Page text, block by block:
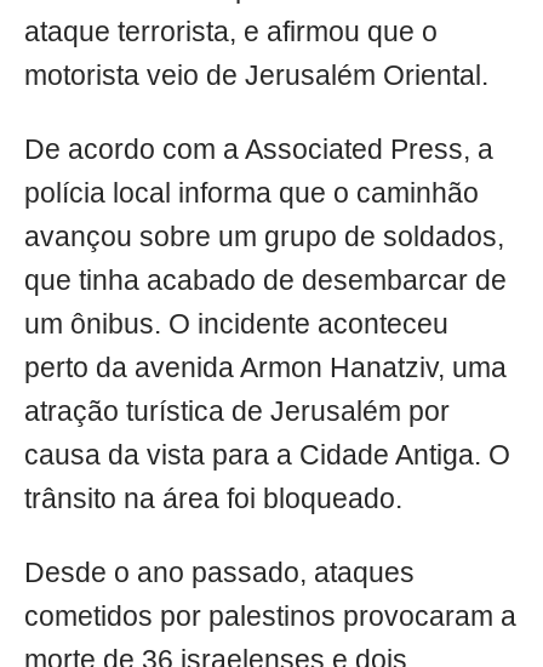
ataque terrorista, e afirmou que o
motorista veio de Jerusalém Oriental.
De acordo com a Associated Press, a
polícia local informa que o caminhão
avançou sobre um grupo de soldados,
que tinha acabado de desembarcar de
um ônibus. O incidente aconteceu
perto da avenida Armon Hanatziv, uma
atração turística de Jerusalém por
causa da vista para a Cidade Antiga. O
trânsito na área foi bloqueado.
Desde o ano passado, ataques
cometidos por palestinos provocaram a
morte de 36 israelenses e dois